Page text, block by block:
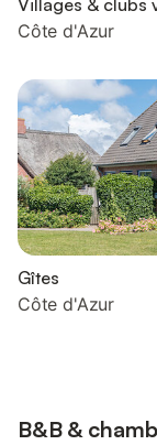
Villages & clubs
Côte d'Azur
Gîtes
Côte d'Azur
B&B &